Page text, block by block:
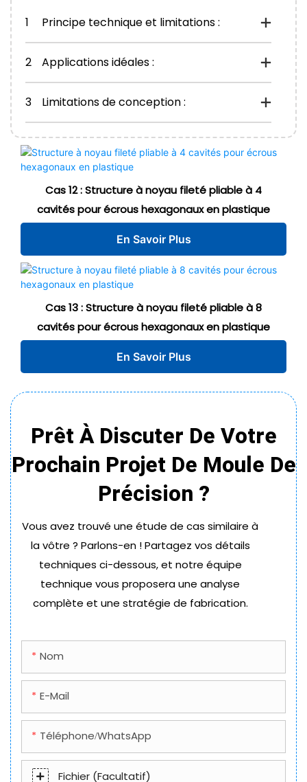
1 Principe technique et limitations :
2 Applications idéales :
3 Limitations de conception :
Cas 12 : Structure à noyau fileté pliable à 4
cavités pour écrous hexagonaux en plastique
En Savoir Plus
Cas 13 : Structure à noyau fileté pliable à 8
cavités pour écrous hexagonaux en plastique
En Savoir Plus
Prêt À Discuter De Votre
Prochain Projet De Moule De
Précision ?
Vous avez trouvé une étude de cas similaire à
la vôtre ? Parlons-en ! Partagez vos détails
techniques ci-dessous, et notre équipe
technique vous proposera une analyse
complète et une stratégie de fabrication.
Nom
E-Mail
Téléphone/WhatsApp
Fichier (facultatif)